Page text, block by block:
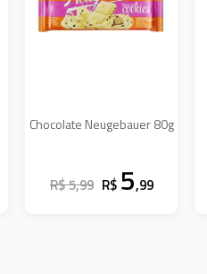
Chocolate Neugebauer 80g
R$ 5,99 R$ 5,99